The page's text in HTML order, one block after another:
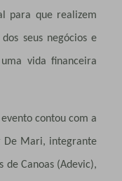
para que realizem
seus negócios e
vida financeira
contou com a
De Mari, integrante
de Canoas (Adevic),